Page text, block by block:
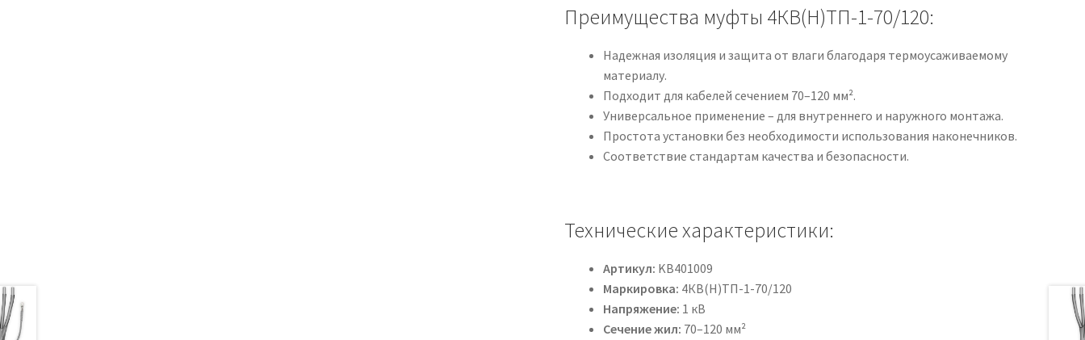
Преимущества муфты 4КВ(Н)ТП-1-70/120:
Надежная изоляция и защита от влаги благодаря термоусаживаемому
материалу.
Подходит для кабелей сечением 70–120 мм².
Универсальное применение – для внутреннего и наружного монтажа.
Простота установки без необходимости использования наконечников.
Соответствие стандартам качества и безопасности.
Технические характеристики:
Артикул: KB401009
Маркировка: 4КВ(Н)ТП-1-70/120
Напряжение: 1 кВ
Сечение жил: 70–120 мм²